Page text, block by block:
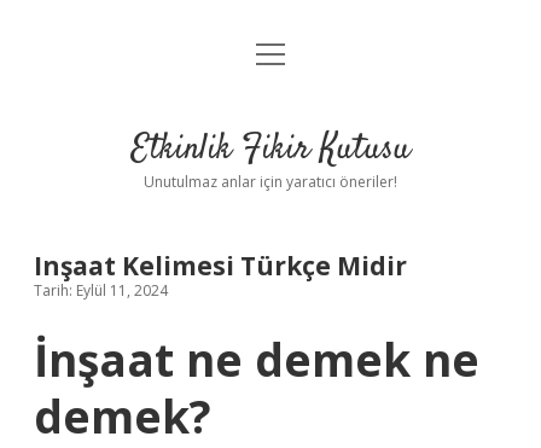
Anasayfa
Yasal Uyarı
menüyü
Etkinlik Fikir Kutusu
Unutulmaz anlar için yaratıcı öneriler!
Inşaat Kelimesi Türkçe Midir
Tarih: Eylül 11, 2024
İnşaat ne demek ne
demek?